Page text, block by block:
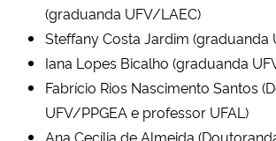
(graduanda UFV/LAEC)
Steffany Costa Jardim (graduanda
Iana Lopes Bicalho (graduanda
Fabrício Rios Nascimento Santos
UFV/PPGEA e professor UFAL)
Ana Cecília de Almeida